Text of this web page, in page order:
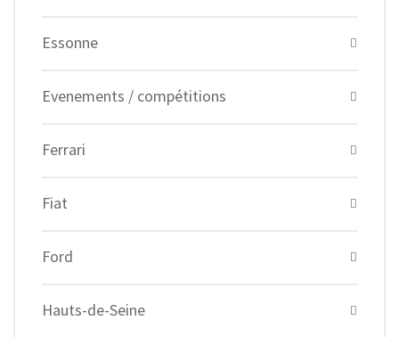
Essonne
Evenements / compétitions
Ferrari
Fiat
Ford
Hauts-de-Seine